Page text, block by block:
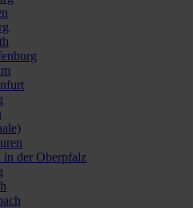
in der Oberpfalz